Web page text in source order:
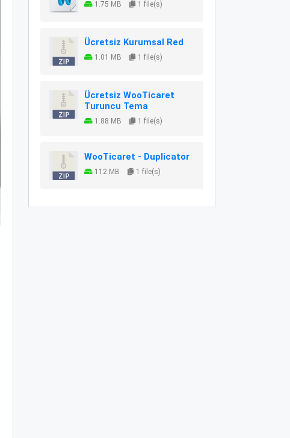
1.75 MB 1 file(s)
Ücretsiz Kurumsal Red
1.01 MB 1 file(s)
Ücretsiz WooTicaret
Turuncu Tema
1.88 MB 1 file(s)
WooTicaret - Duplicator
112 MB 1 file(s)